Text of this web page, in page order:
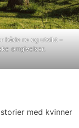
både ro og utsikt –
omgivelser.
med kvinner